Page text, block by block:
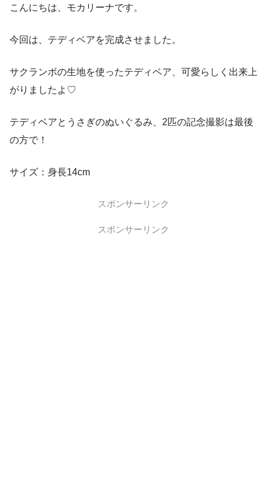
こんにちは、モカリーナです。
今回は、テディベアを完成させました。
サクランボの生地を使ったテディベア、可愛らしく出来上
がりましたよ♡
テディベアとうさぎのぬいぐるみ、2匹の記念撮影は最後
の方で！
サイズ：身長14cm
スポンサーリンク
スポンサーリンク